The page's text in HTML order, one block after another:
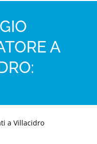
A
a Villacidro